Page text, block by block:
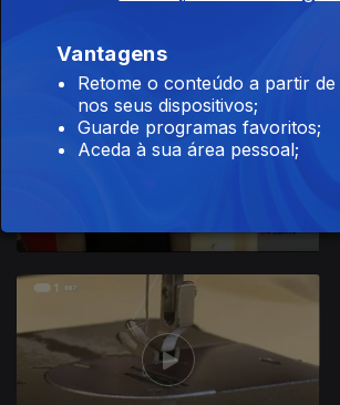
249427
Vantagens
Retome o conteúdo a partir
nos seus dispositivos;
Guarde programas favoritos;
Aceda à sua área pessoal;